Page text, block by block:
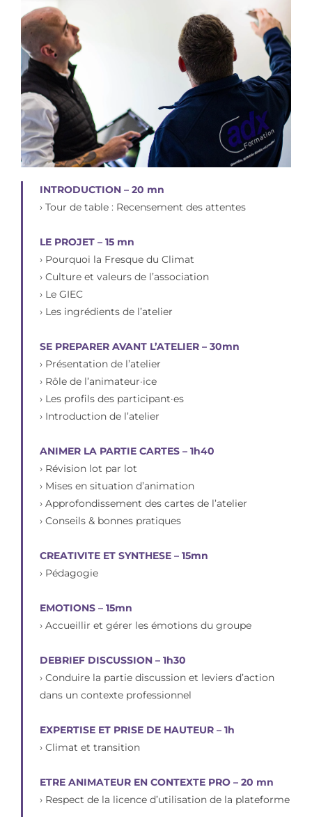
INTRODUCTION – 20 mn
› Tour de table : Recensement des attentes
LE PROJET – 15 mn
› Pourquoi la Fresque du Climat
› Culture et valeurs de l’association
› Le GIEC
› Les ingrédients de l’atelier
SE PREPARER AVANT L’ATELIER – 30mn
› Présentation de l’atelier
› Rôle de l’animateur·ice
› Les profils des participant·es
› Introduction de l’atelier
ANIMER LA PARTIE CARTES – 1h40
› Révision lot par lot
› Mises en situation d’animation
› Approfondissement des cartes de l’atelier
› Conseils & bonnes pratiques
CREATIVITE ET SYNTHESE – 15mn
› Pédagogie
EMOTIONS – 15mn
› Accueillir et gérer les émotions du groupe
DEBRIEF DISCUSSION – 1h30
› Conduire la partie discussion et leviers d’action
dans un contexte professionnel
EXPERTISE ET PRISE DE HAUTEUR – 1h
› Climat et transition
ETRE ANIMATEUR EN CONTEXTE PRO – 20 mn
› Respect de la licence d’utilisation de la plateforme